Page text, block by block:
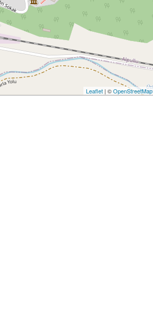
Leaflet | ©OpenStreetMap